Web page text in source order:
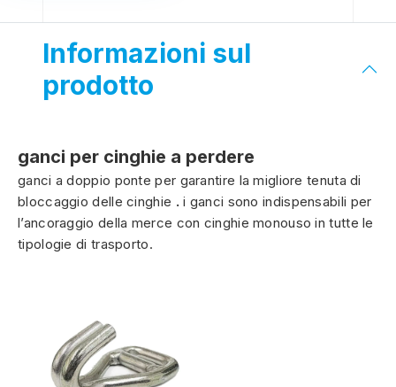
Informazioni sul
prodotto
ganci per cinghie a perdere
ganci a doppio ponte per garantire la migliore tenuta di
bloccaggio delle cinghie .i ganci sono indispensabili per
l’ancoraggio della merce con cinghie monouso in tutte le
tipologie di trasporto.